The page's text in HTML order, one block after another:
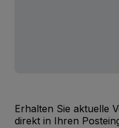
Erhalten Sie aktuelle
direkt in Ihren